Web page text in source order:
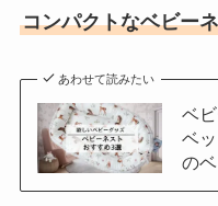
コンパクトなベビー
あわせて読みたい
ベ
ベ
の